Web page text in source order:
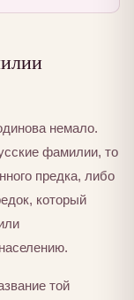
немало.
фамилии, то
предка, либо
который
той